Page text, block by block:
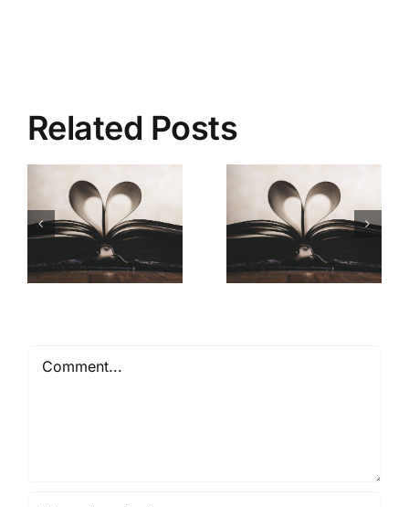
Related Posts